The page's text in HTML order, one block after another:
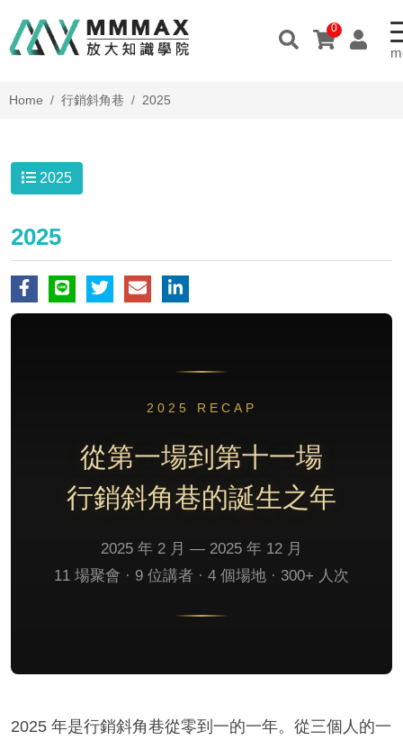
0
Home 行銷斜角巷 2025
2025
2025
2025 RECAP
從第一場到第十一場
行銷斜角巷的誕生之年
2025 年 2 月 — 2025 年 12 月
11 場聚會 · 9 位講者 · 4 個場地 · 300+ 人次
2025 年是行銷斜角巷從零到一的一年。從三個人的一